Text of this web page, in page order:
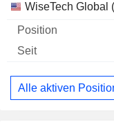
WiseTech Global
Alle aktiven